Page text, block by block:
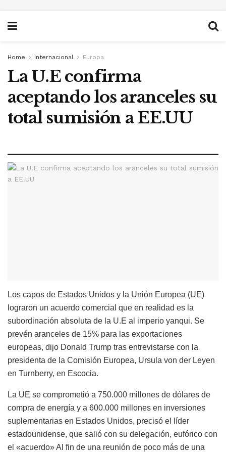
Home Internacional Europa
La U.E confirma
aceptando los aranceles su
total sumisión a EE.UU
Los capos de Estados Unidos y la Unión Europea (UE)
lograron un acuerdo comercial que en realidad es la
subordinación absoluta de la U.E al imperio yanqui. Se
prevén aranceles de 15% para las exportaciones
europeas, dijo Donald Trump tras entrevistarse con la
presidenta de la Comisión Europea, Ursula von der Leyen
en Turnberry, en Escocia.
La UE se comprometió a 750.000 millones de dólares de
compra de energía y a 600.000 millones en inversiones
suplementarias en Estados Unidos, precisó el líder
estadounidense, que salió con su delegación, eufórico con
el «acuerdo» Al fin de una reunión de poco más de una